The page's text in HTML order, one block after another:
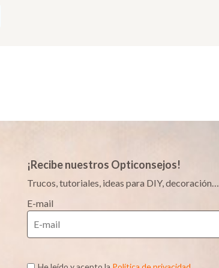
¡Recibe nuestros Opticonsejos!
Trucos, tutoriales, ideas para DIY, decoración…
E-mail